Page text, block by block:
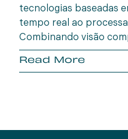
tecnologias baseadas
tempo real ao
Combinando visão
aprendizado de
eficiência,
Read More